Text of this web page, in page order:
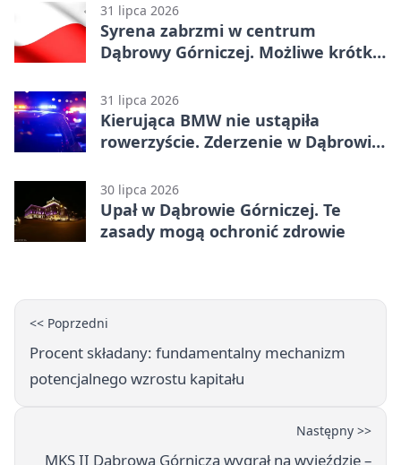
31 lipca 2026
Syrena zabrzmi w centrum
Dąbrowy Górniczej. Możliwe krótkie
31 lipca 2026
Kierująca BMW nie ustąpiła
rowerzyście. Zderzenie w Dąbrowie
30 lipca 2026
Upał w Dąbrowie Górniczej. Te
zasady mogą ochronić zdrowie
<< Poprzedni
Procent składany: fundamentalny mechanizm
potencjalnego wzrostu kapitału
Następny >>
MKS II Dąbrowa Górnicza wygrał na wyjeździe –